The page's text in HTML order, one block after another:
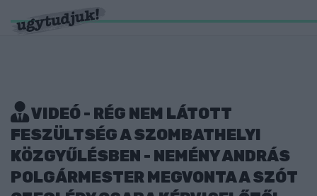
VIDEÓ - RÉG NEM LÁTOTT
FESZÜLTSÉG A SZOMBATHELYI
KÖZGYŰLÉSBEN - NEMÉNY ANDRÁS
POLGÁRMESTER MEGVONTA A SZÓT